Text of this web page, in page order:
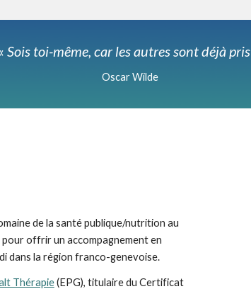
Sois toi-même, car les autres sont déjà pris
Oscar Wilde
de la santé publique/nutrition au
offrir un accompagnement en
dans la région franco-genevoise.
Thérapie(EPG), titulaire du Certificat